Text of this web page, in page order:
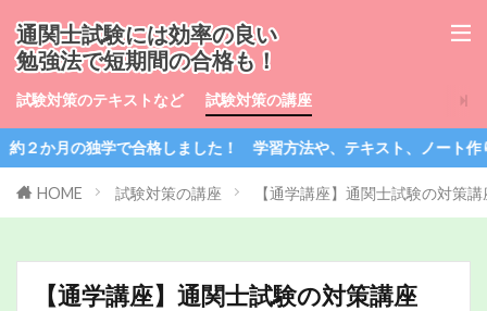
通関士試験には効率の良い
勉強法で短期間の合格も！
試験対策のテキストなど 試験対策の講座
しました！ 学習方法や、テキスト、ノート作り、受けたかった通
HOME 試験対策の講座 【通学講座】通関士試験の対策
【通学講座】通関士試験の対策講座